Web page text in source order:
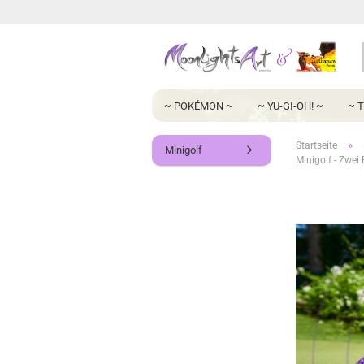
~ POKÉMON ~ ~ YU-GI-OH! ~ ~
Startseite »
Minigolf - Zwei
Minigolf